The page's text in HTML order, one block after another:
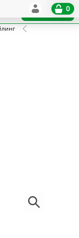
Установить
0